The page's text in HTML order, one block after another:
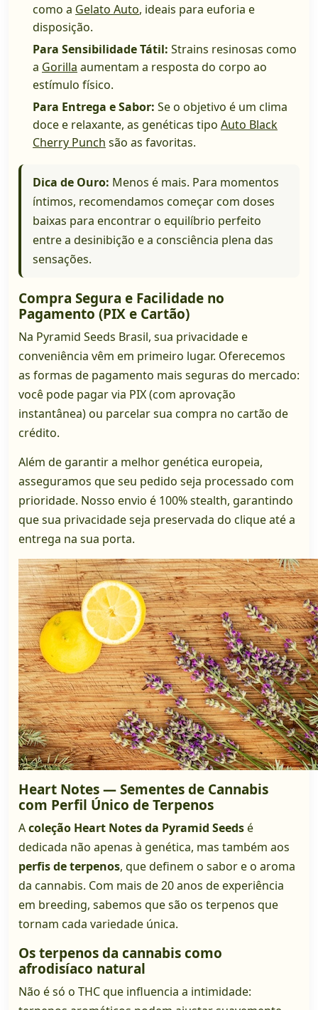
como a Gelato Auto, ideais para euforia e
disposição.
Para Sensibilidade Tátil: Strains resinosas como
a Gorilla aumentam a resposta do corpo ao
estímulo físico.
Para Entrega e Sabor: Se o objetivo é um clima
doce e relaxante, as genéticas tipo Auto Black
Cherry Punch são as favoritas.
Dica de Ouro: Menos é mais. Para momentos
íntimos, recomendamos começar com doses
baixas para encontrar o equilíbrio perfeito
entre a desinibição e a consciência plena das
sensações.
Compra Segura e Facilidade no
Pagamento (PIX e Cartão)
Na Pyramid Seeds Brasil, sua privacidade e
conveniência vêm em primeiro lugar. Oferecemos
as formas de pagamento mais seguras do mercado:
você pode pagar via PIX (com aprovação
instantânea) ou parcelar sua compra no cartão de
crédito.
Além de garantir a melhor genética europeia,
asseguramos que seu pedido seja processado com
prioridade. Nosso envio é 100% stealth, garantindo
que sua privacidade seja preservada do clique até a
entrega na sua porta.
Heart Notes — Sementes de Cannabis
com Perfil Único de Terpenos
Acoleção Heart Notes da Pyramid Seedsé
dedicada não apenas à genética, mas também aos
perfis de terpenos, que definem o sabor e o aroma
da cannabis. Com mais de 20 anos de experiência
em breeding, sabemos que são os terpenos que
tornam cada variedade única.
Os terpenos da cannabis como
afrodisíaco natural
Não é só o THC que influencia a intimidade: